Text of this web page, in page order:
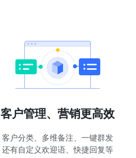
客户管理、营销更高效
客户分类、多维备注、一键群发
还有自定义欢迎语、快捷回复等